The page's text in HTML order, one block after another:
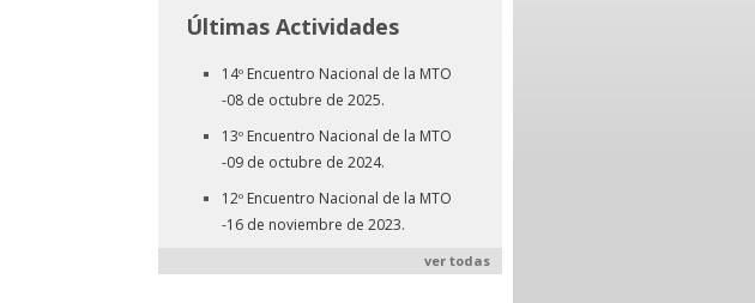
Últimas Actividades
14º Encuentro Nacional de la MTO
-08 de octubre de 2025.
13º Encuentro Nacional de la MTO
-09 de octubre de 2024.
12º Encuentro Nacional de la MTO
-16 de noviembre de 2023.
ver todas